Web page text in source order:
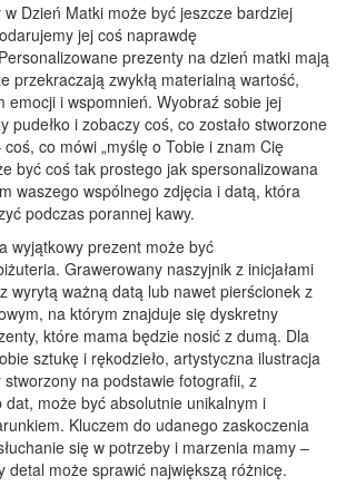
Dzień Matki może być jeszcze bardziej
jej coś naprawdę
prezenty na dzień matki mają
przekraczają zwykłą materialną wartość,
emocji i wspomnień. Wyobraź sobie jej
pudełko i zobaczy coś, co zostało stworzone
coś, co mówi „myślę o Tobie i znam Cię
być coś tak prostego jak spersonalizowana
waszego wspólnego zdjęcia i datą, która
podczas porannej kawy.
wyjątkowy prezent może być
Grawerowany naszyjnik z inicjałami
wyrytą ważną datą lub nawet pierścionek z
na którym znajduje się dyskretny
które mama będzie nosić z dumą. Dla
sztukę i rękodzieło, artystyczna ilustracja
na podstawie fotografii, z
może być absolutnie unikalnym i
Kluczem do udanego zaskoczenia
się w potrzeby i marzenia mamy –
detal może sprawić największą różnicę.